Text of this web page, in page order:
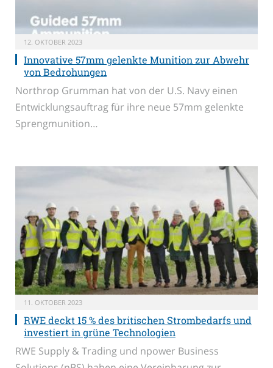
12. OKTOBER 2023
Innovative 57mm gelenkte Munition zur Abwehr
von Bedrohungen
Northrop Grumman hat von der U.S. Navy einen
Entwicklungsauftrag für ihre neue 57mm gelenkte
Sprengmunition…
11. OKTOBER 2023
RWE deckt 15 % des britischen Strombedarfs und
investiert in grüne Technologien
RWE Supply & Trading und npower Business